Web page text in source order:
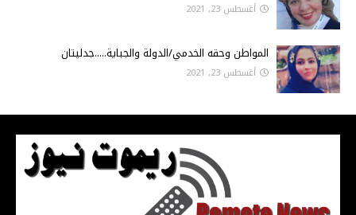
أغسطس 23, 2021
المواطن وحقه الخدمي/الدولة والجباية.....جدليتان
أغسطس 23, 2021